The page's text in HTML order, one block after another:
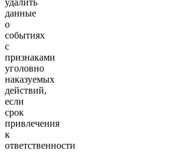
удалить
данные
о
событиях
с
признаками
уголовно
наказуемых
действий,
если
срок
привлечения
к
ответственности